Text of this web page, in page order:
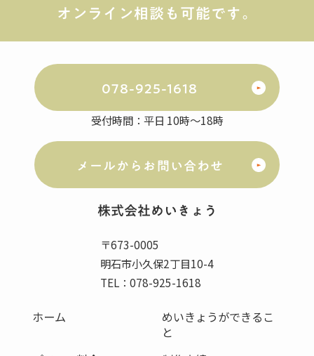
オンライン相談も可能です。
078-925-1618
受付時間：平日 10時～18時
メールからお問い合わせ
株式会社めいきょう
〒673-0005
明石市小久保2丁目10-4
TEL：078-925-1618
ホーム
めいきょうができるこ
と